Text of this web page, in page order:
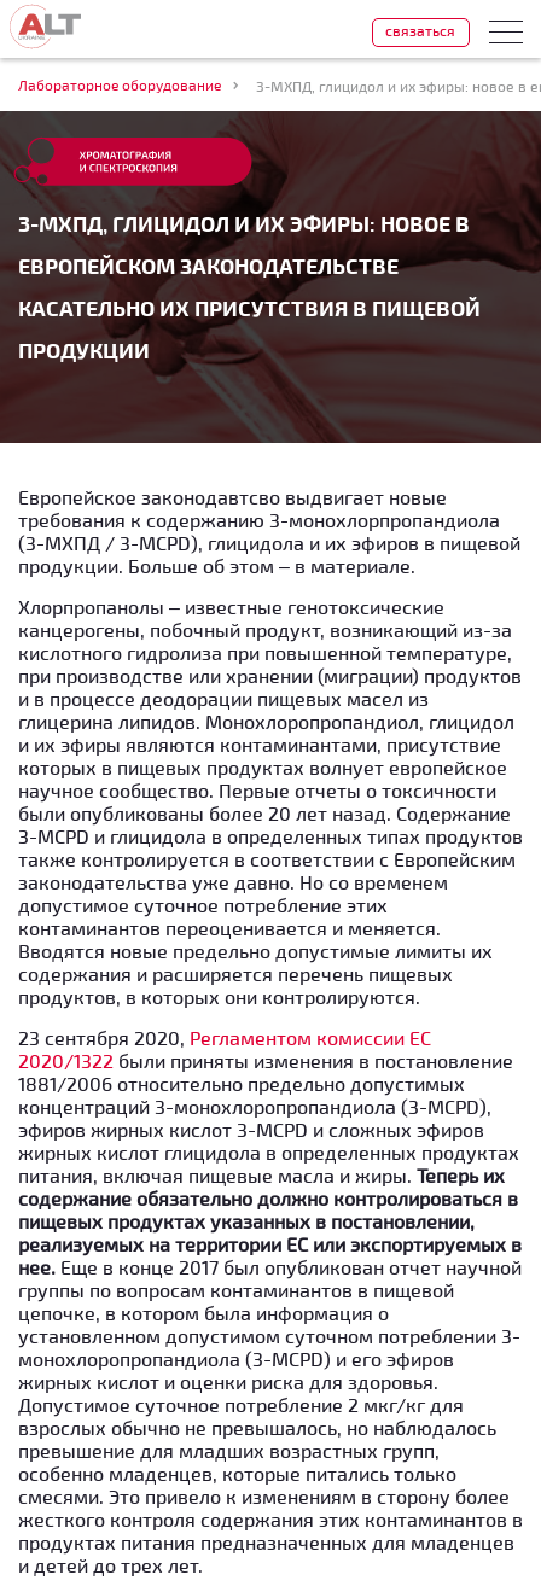
Лабораторное оборудование
3-МХПД, ГЛИЦИДОЛ И ИХ ЭФИРЫ: НОВОЕ В
ЕВРОПЕЙСКОМ ЗАКОНОДАТЕЛЬСТВЕ
КАСАТЕЛЬНО ИХ ПРИСУТСТВИЯ В ПИЩЕВОЙ
ПРОДУКЦИИ
связаться
Европейское законодавтсво выдвигает новые
требования к содержанию 3-монохлорпропандиола
(3-МХПД / 3-MCPD), глицидола и их эфиров в пищевой
продукции. Больше об этом – в материале.
Хлорпропанолы – известные генотоксические
канцерогены, побочный продукт, возникающий из-за
кислотного гидролиза при повышенной температуре,
при производстве или хранении (миграции) продуктов
и в процессе деодорации пищевых масел из
глицерина липидов. Монохлоропропандиол, глицидол
и их эфиры являются контаминантами, присутствие
которых в пищевых продуктах волнует европейское
научное сообщество. Первые отчеты о токсичности
были опубликованы более 20 лет назад. Содержание
3-MCPD и глицидола в определенных типах продуктов
также контролируется в соответствии с Европейским
законодательства уже давно. Но со временем
допустимое суточное потребление этих
контаминантов переоценивается и меняется.
Вводятся новые предельно допустимые лимиты их
содержания и расширяется перечень пищевых
продуктов, в которых они контролируются.
23 сентября 2020, Регламентом комиссии ЕС
2020/1322 были приняты изменения в постановление
1881/2006 относительно предельно допустимых
концентраций 3-монохлоропропандиола (3-MCPD),
эфиров жирных кислот 3-MCPD и сложных эфиров
жирных кислот глицидола в определенных продуктах
питания, включая пищевые масла и жиры. Теперь их
содержание обязательно должно контролироваться в
пищевых продуктах указанных в постановлении,
реализуемых на территории ЕС или экспортируемых в
нее. Еще в конце 2017 был опубликован отчет научной
группы по вопросам контаминантов в пищевой
цепочке, в котором была информация о
установленном допустимом суточном потреблении 3-
монохлоропропандиола (3-MCPD) и его эфиров
жирных кислот и оценки риска для здоровья.
Допустимое суточное потребление 2 мкг/кг для
взрослых обычно не превышалось, но наблюдалось
превышение для младших возрастных групп,
особенно младенцев, которые питались только
смесями. Это привело к изменениям в сторону более
жесткого контроля содержания этих контаминантов в
продуктах питания предназначенных для младенцев
и детей до трех лет.